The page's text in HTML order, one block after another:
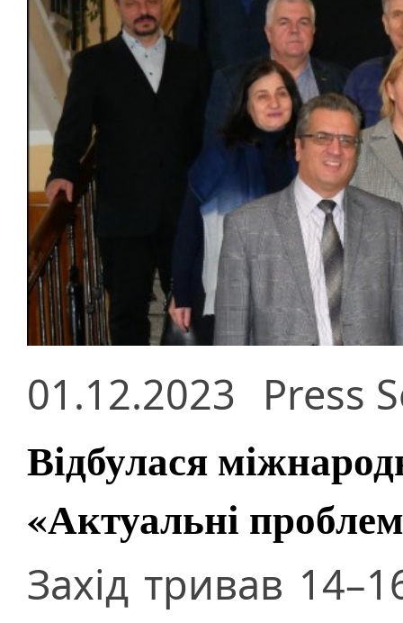
01.12.2023 Press
Відбулася
«Актуальні
Захід тривав